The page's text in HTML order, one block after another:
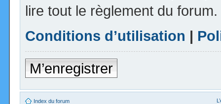
lire tout le règlement du forum.
Conditions d’utilisation |
M’enregistrer
Index du forum